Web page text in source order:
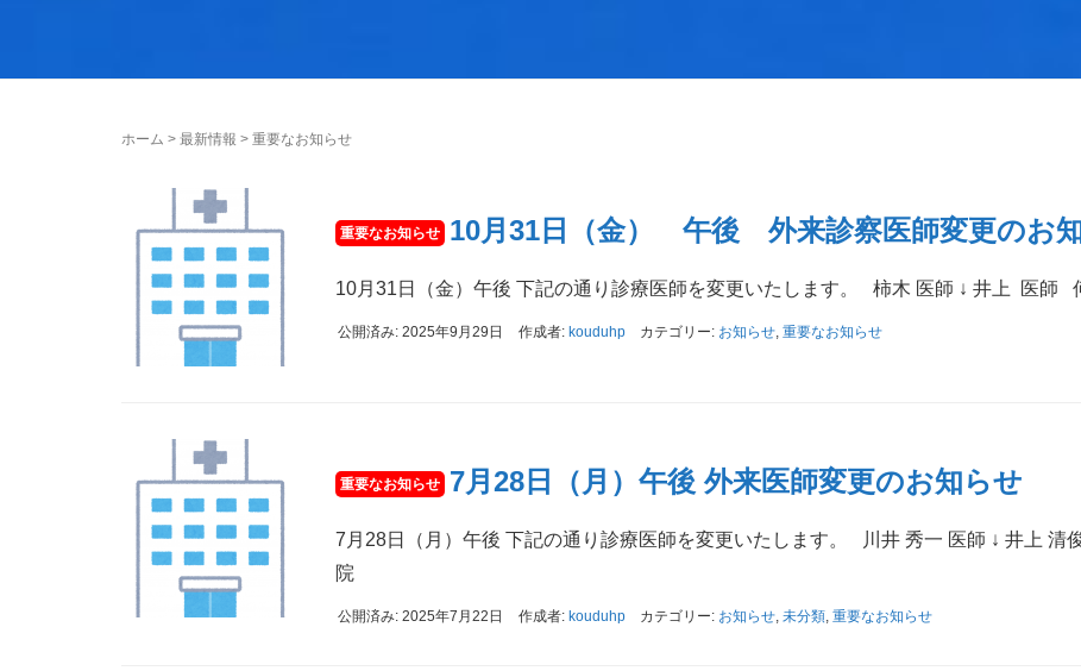
ホーム > 最新情報 > 重要なお知らせ
10月31日（金） 午後 外来診察医師変更のお
10月31日（金）午後 下記の通り診療医師を変更いたします。 柿木 医師 ↓ 井上 医師
公開済み: 2025年9月29日 作成者: kouduhp カテゴリー: お知らせ ,重要なお知らせ
7月28日（月）午後 外来医師変更のお知らせ
7月28日（月）午後 下記の通り診療医師を変更いたします。 川井 秀一 医師 ↓ 井上
院
公開済み: 2025年7月22日 作成者: kouduhp カテゴリー: お知らせ ,未分類 ,重要なお知らせ